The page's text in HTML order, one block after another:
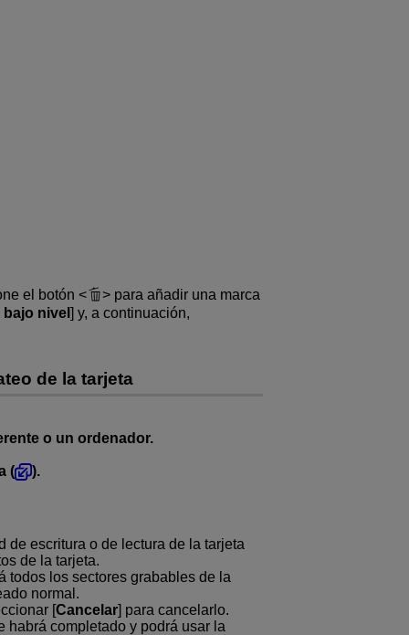
el botón
para añadir una marca
nivel ] y, a continuación,
de la tarjeta
o un ordenador.
(
).
de escritura o de lectura de la tarjeta
de la tarjeta.
todos los sectores grabables de la
normal.
[Cancelar] para cancelarlo.
habrá completado y podrá usar la